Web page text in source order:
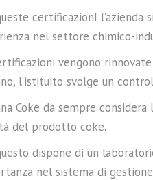
certificazionI
nel settore chimico-
vengono
l’istituito svolge un
Coke da sempre
del prodotto coke.
dispone di un
nel sistema di